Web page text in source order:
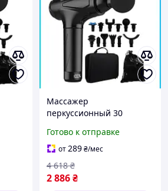
Массажер
перкуссионный 30
тела черный ISOMEDIX
FK-0400
Готово к отправке
от289₴/мес
2 886₴
4 618 ₴